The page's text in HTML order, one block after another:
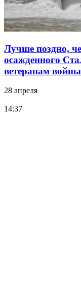
Лучше поздно,
осажденного
ветеранам войны
28 апреля
14:37